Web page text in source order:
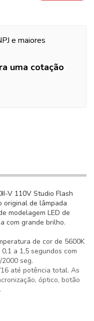
e maiores
uma cotação
V 110V Studio Flash
original de lâmpada
modelagem LED de
com grande brilho.
de cor de 5600K
a 1,5 segundos com
seg.
até potência total. As
óptico, botão